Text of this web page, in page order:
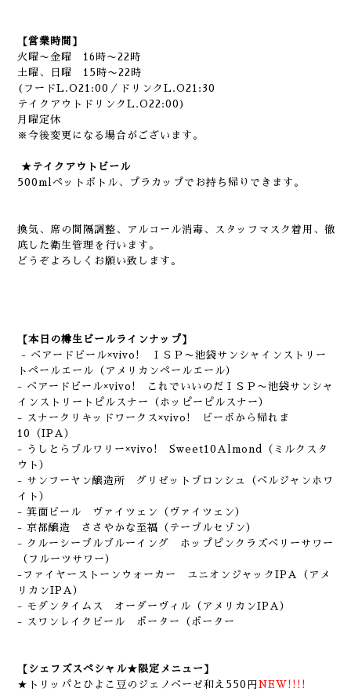
【営業時間】
火曜〜金曜 16時〜22時
土曜、日曜 15時〜22時
(フードL.O21:00／ドリンクL.O21:30
テイクアウトドリンクL.O22:00)
月曜定休
※今後変更になる場合がございます。
★テイクアウトビール
500mlペットボトル、プラカップでお持ち帰りできます。
換気、席の間隔調整、アルコール消毒、スタッフマスク着用、徹
底した衛生管理を行います。
どうぞよろしくお願い致します。
【本日の樽生ビールラインナップ】
- ベアードビール×vivo! ＩＳＰ〜池袋サンシャインストリー
トペールエール（アメリカンペールエール）
- ベアードビール×vivo! これでいいのだＩＳＰ〜池袋サンシャ
インストリートピルスナー（ホッピーピルスナー）
- スナークリキッドワークス×vivo! ビーボから帰れま
10（IPA）
- うしとらブルワリー×vivo! Sweet10Almond（ミルクスタ
ウト）
- サンフーヤン醸造所 グリゼットブロンシュ（ベルジャンホワ
イト）
- 箕面ビール ヴァイツェン（ヴァイツェン）
- 京都醸造 ささやかな至福（テーブルセゾン）
- クルーシーブルブルーイング ホップピンクラズベリーサワー
（フルーツサワー）
-ファイヤーストーンウォーカー ユニオンジャックIPA（アメ
リカンIPA）
- モダンタイムス オーダーヴィル（アメリカンIPA）
- スワンレイクビール ポーター（ポーター
【シェフズスペシャル★限定メニュー】
★トリッパとひよこ豆のジェノベーゼ和え550円NEW!!!!